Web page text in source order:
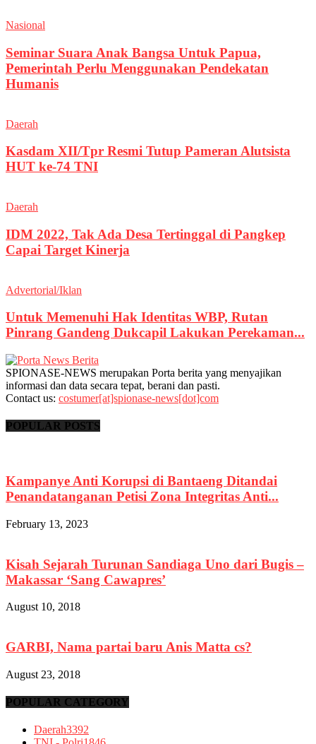
Nasional
Seminar Suara Anak Bangsa Untuk Papua,
Pemerintah Perlu Menggunakan Pendekatan
Humanis
Daerah
Kasdam XII/Tpr Resmi Tutup Pameran Alutsista
HUT ke-74 TNI
Daerah
IDM 2022, Tak Ada Desa Tertinggal di Pangkep
Capai Target Kinerja
Advertorial/Iklan
Untuk Memenuhi Hak Identitas WBP, Rutan
Pinrang Gandeng Dukcapil Lakukan Perekaman...
SPIONASE-NEWS merupakan Porta berita yang menyajikan
informasi dan data secara tepat, berani dan pasti.
Contact us: costumer[at]spionase-news[dot]com
POPULAR POSTS
Kampanye Anti Korupsi di Bantaeng Ditandai
Penandatanganan Petisi Zona Integritas Anti...
February 13, 2023
Kisah Sejarah Turunan Sandiaga Uno dari Bugis –
Makassar ‘Sang Cawapres’
August 10, 2018
GARBI, Nama partai baru Anis Matta cs?
August 23, 2018
POPULAR CATEGORY
Daerah3392